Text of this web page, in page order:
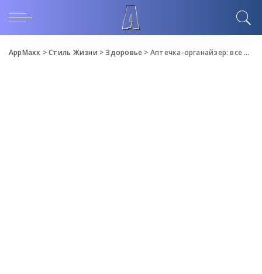
AppMaxx >Стиль Жизни >Здоровье > Аптечка-органайзер: все на своих местах